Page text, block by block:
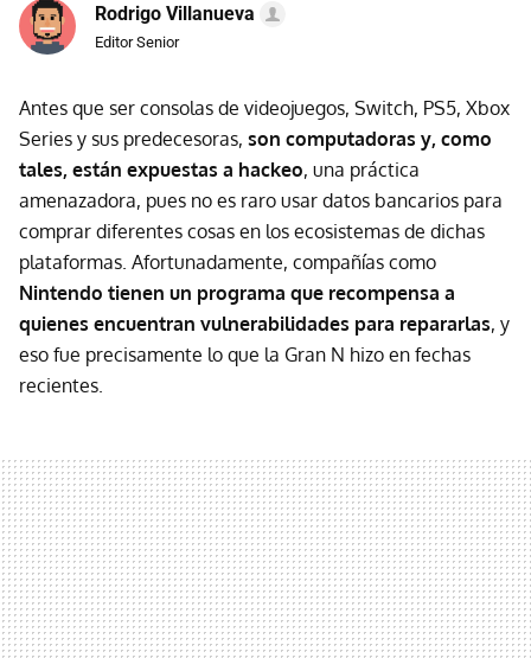
Rodrigo Villanueva
Editor Senior
Antes que ser consolas de videojuegos, Switch, PS5, Xbox
Series y sus predecesoras, son computadoras y, como
tales, están expuestas a hackeo, una práctica
amenazadora, pues no es raro usar datos bancarios para
comprar diferentes cosas en los ecosistemas de dichas
plataformas. Afortunadamente, compañías como
Nintendo tienen un programa que recompensa a
quienes encuentran vulnerabilidades para repararlas, y
eso fue precisamente lo que la Gran N hizo en fechas
recientes.